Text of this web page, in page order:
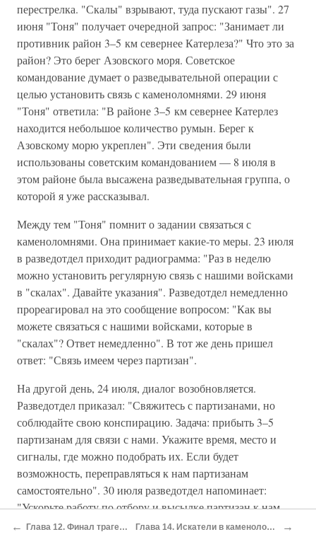
перестрелка. "Скалы" взрывают, туда пускают газы". 27
июня "Тоня" получает очередной запрос: "Занимает ли
противник район 3–5 км севернее Катерлеза?" Что это за
район? Это берег Азовского моря. Советское
командование думает о разведывательной операции с
целью установить связь с каменоломнями. 29 июня
"Тоня" ответила: "В районе 3–5 км севернее Катерлез
находится небольшое количество румын. Берег к
Азовскому морю укреплен". Эти сведения были
использованы советским командованием — 8 июля в
этом районе была высажена разведывательная группа, о
которой я уже рассказывал.
Между тем "Тоня" помнит о задании связаться с
каменоломнями. Она принимает какие-то меры. 23 июля
в разведотдел приходит радиограмма: "Раз в неделю
можно установить регулярную связь с нашими войсками
в "скалах". Давайте указания". Разведотдел немедленно
прореагировал на это сообщение вопросом: "Как вы
можете связаться с нашими войсками, которые в
"скалах"? Ответ немедленно". В тот же день пришел
ответ: "Связь имеем через партизан".
На другой день, 24 июля, диалог возобновляется.
Разведотдел приказал: "Свяжитесь с партизанами, но
соблюдайте свою конспирацию. Задача: прибыть 3–5
партизанам для связи с нами. Укажите время, место и
сигналы, где можно подобрать их. Если будет
возможность, переправляться к нам партизанам
самостоятельно". 30 июля разведотдел напоминает:
"Ускорьте работу по отбору и высылке партизан к нам.
Сообщите, когда и где можно их встречать". И вот
← Глава 12. Финал трагедии Глава 14. Искатели в каменоломнях →